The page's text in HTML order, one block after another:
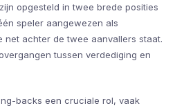
opgesteld in twee brede posities
speler aangewezen als
net achter de twee aanvallers staat.
tussen verdediging en
backs een cruciale rol, vaak